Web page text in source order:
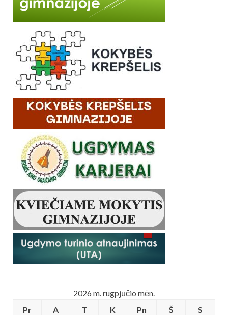
2026 m. rugpjūčio mėn.
Pr
A T K Pn Š S